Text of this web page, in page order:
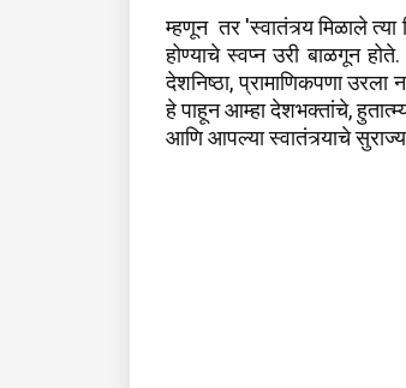
म्हणून तर 'स्वातंत्र्य मिळाले
होण्याचे स्वप्न उरी बाळगून
देशनिष्ठा, प्रामाणिकपणा उरला
हे पाहून आम्हा देशभक्तांचे,
आणि आपल्या स्वातंत्र्याचे